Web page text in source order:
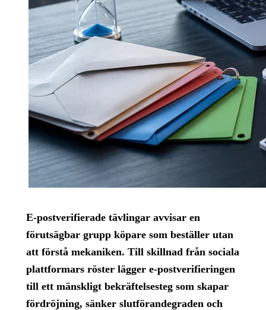
E-postverifierade tävlingar avvisar en
förutsägbar grupp köpare som beställer utan
att förstå mekaniken. Till skillnad från sociala
plattformars röster lägger e-postverifieringen
till ett mänskligt bekräftelsesteg som skapar
fördröjning, sänker slutförandegraden och